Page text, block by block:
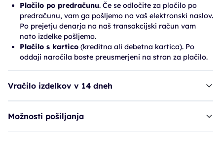
Plačilo po predračunu. Če se odločite za plačilo po
predračunu, vam ga pošljemo na vaš elektronski naslov.
Po prejetju denarja na naš transakcijski račun vam
nato izdelke pošljemo.
Plačilo s kartico (kreditna ali debetna kartica). Po
oddaji naročila boste preusmerjeni na stran za plačilo.
Vračilo izdelkov v 14 dneh
Možnosti pošiljanja